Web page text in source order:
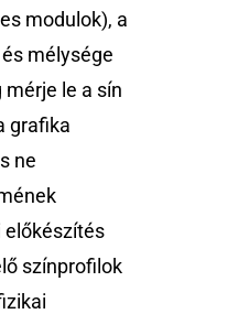
modulok), a
mélysége
le a sín
grafika
ne
előkészítés
színprofilok